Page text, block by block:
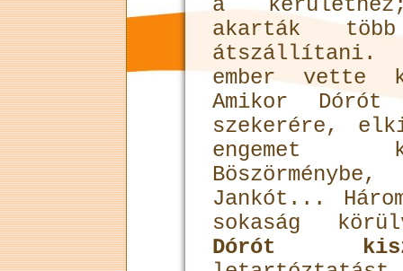
a kerülethez;
akarták
átszállítani.
ember vette
Amikor
szekerére,
engemet
Jankót...
sokaság
Dórót